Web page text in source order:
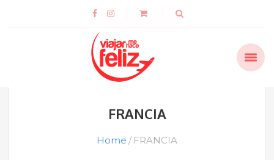
FRANCIA
Home FRANCIA